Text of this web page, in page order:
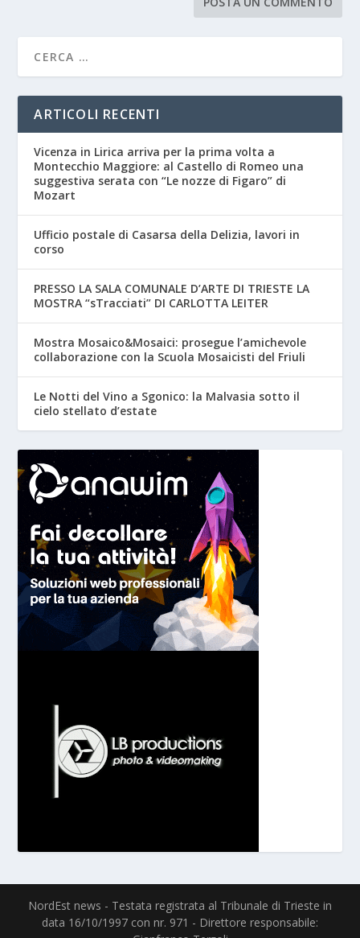
ARTICOLI RECENTI
Vicenza in Lirica arriva per la prima volta a
Montecchio Maggiore: al Castello di Romeo una
suggestiva serata con “Le nozze di Figaro” di
Mozart
Ufficio postale di Casarsa della Delizia, lavori in
corso
PRESSO LA SALA COMUNALE D’ARTE DI TRIESTE LA
MOSTRA “sTracciati” DI CARLOTTA LEITER
Mostra Mosaico&Mosaici: prosegue l’amichevole
collaborazione con la Scuola Mosaicisti del Friuli
Le Notti del Vino a Sgonico: la Malvasia sotto il
cielo stellato d’estate
NordEst news - Testata registrata al Tribunale di Trieste in
data 16/10/1997 con nr. 971 - Direttore responsabile: